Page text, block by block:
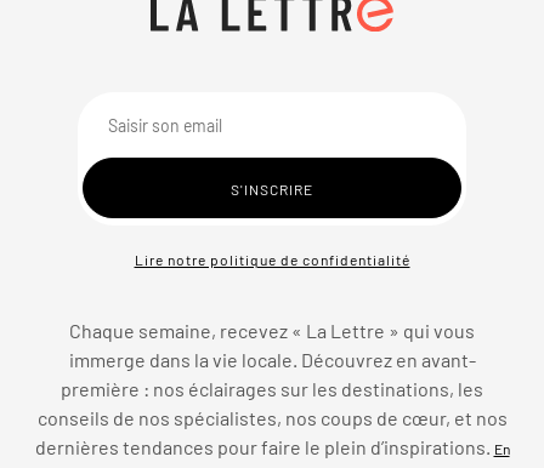
Lire notre politique de confidentialité
Chaque semaine, recevez « La Lettre » qui vous
immerge dans la vie locale. Découvrez en avant-
première : nos éclairages sur les destinations, les
conseils de nos spécialistes, nos coups de cœur, et nos
dernières tendances pour faire le plein d’inspirations. En